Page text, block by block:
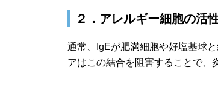
２．アレルギー細胞の活
通常、IgEが肥満細胞や好塩基球
アはこの結合を阻害することで、